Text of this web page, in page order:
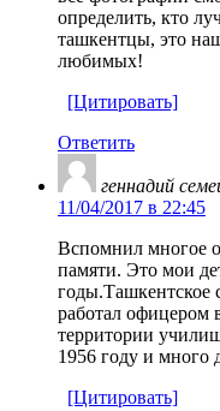
определить, кто
ташкентцы, это
любимых!
[Цитировать]
Ответить
геннадий
11/04/2017 в 22:45
Вспомнил многое
памяти. Это мои
годы.Ташкентское
работал офицером
территории
1956 году и
[Цитировать]